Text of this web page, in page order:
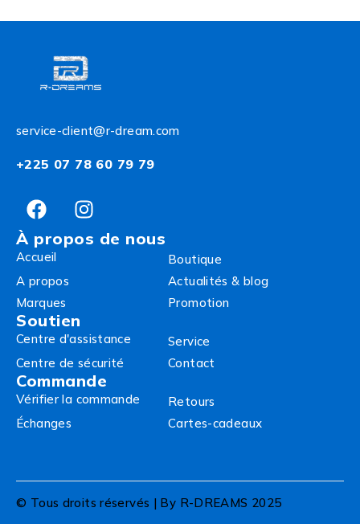
service-client@r-dream.com
+225 07 78 60 79 79
À propos de nous
Accueil
Boutique
A propos
Actualités & blog
Marques
Promotion
Soutien
Centre d'assistance
Service
Centre de sécurité
Contact
Commande
Vérifier la commande
Retours
Échanges
Cartes-cadeaux
© Tous droits réservés | By R-DREAMS 2025